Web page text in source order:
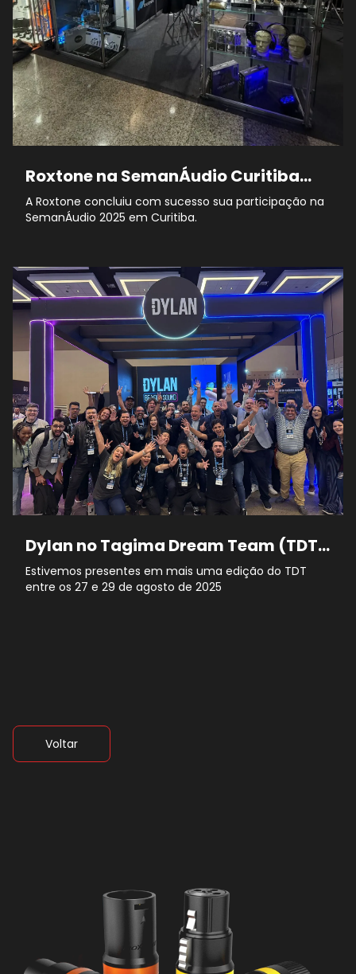
Roxtone na SemanÁudio Curitiba
2025
A Roxtone concluiu com sucesso sua participação na
SemanÁudio 2025 em Curitiba.
Dylan no Tagima Dream Team (TDT)
2025
Estivemos presentes em mais uma edição do TDT
entre os 27 e 29 de agosto de 2025
Voltar